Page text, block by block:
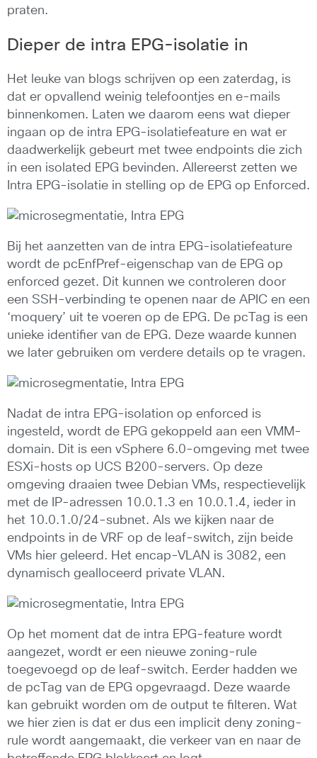
praten.
Dieper de intra EPG-isolatie in
Het leuke van blogs schrijven op een zaterdag, is
dat er opvallend weinig telefoontjes en e-mails
binnenkomen. Laten we daarom eens wat dieper
ingaan op de intra EPG-isolatiefeature en wat er
daadwerkelijk gebeurt met twee endpoints die zich
in een isolated EPG bevinden. Allereerst zetten we
Intra EPG-isolatie in stelling op de EPG op Enforced.
Bij het aanzetten van de intra EPG-isolatiefeature
wordt de pcEnfPref-eigenschap van de EPG op
enforced gezet. Dit kunnen we controleren door
een SSH-verbinding te openen naar de APIC en een
‘moquery’ uit te voeren op de EPG. De pcTag is een
unieke identifier van de EPG. Deze waarde kunnen
we later gebruiken om verdere details op te vragen.
Nadat de intra EPG-isolation op enforced is
ingesteld, wordt de EPG gekoppeld aan een VMM-
domain. Dit is een vSphere 6.0-omgeving met twee
ESXi-hosts op UCS B200-servers. Op deze
omgeving draaien twee Debian VMs, respectievelijk
met de IP-adressen 10.0.1.3 en 10.0.1.4, ieder in
het 10.0.1.0/24-subnet. Als we kijken naar de
endpoints in de VRF op de leaf-switch, zijn beide
VMs hier geleerd. Het encap-VLAN is 3082, een
dynamisch gealloceerd private VLAN.
Op het moment dat de intra EPG-feature wordt
aangezet, wordt er een nieuwe zoning-rule
toegevoegd op de leaf-switch. Eerder hadden we
de pcTag van de EPG opgevraagd. Deze waarde
kan gebruikt worden om de output te filteren. Wat
we hier zien is dat er dus een implicit deny zoning-
rule wordt aangemaakt, die verkeer van en naar de